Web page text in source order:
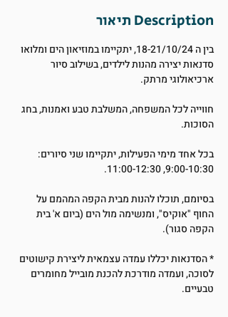
תיאור Description
בין ה 18-21/10/24, יתקיימו במוזיאון הים ומלואו
סדנאות יצירה מהנות לילדים, בשילוב סיור
ארכיאולוגי מרתק.
חווייה לכל המשפחה, המשלבת טבע ואמנות, בחג
הסוכות.
בכל אחד מימי הפעילות, יתקיימו שני סיורים:
9:00-10:30, 11:00-12:30.
בסיומם, תוכלו להנות מבית הקפה המהמם על
החוף "אוקיס", ומנשימה מול הים (ביום א' בית
הקפה סגור).
* הסדנאות יכללו עמדה עצמאית ליצירת קישוטים
לסוכה, ועמדה מודרכת להכנת מובייל מחומרים
טבעיים.